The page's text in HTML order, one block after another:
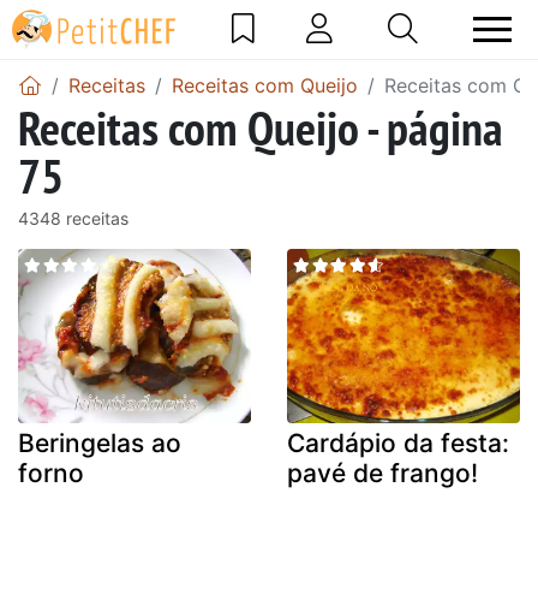
Receitas Receitas com Queijo Receitas com
Receitas com Queijo - página
75
4348 receitas
Beringelas ao
forno
Cardápio da festa:
pavé de frango!